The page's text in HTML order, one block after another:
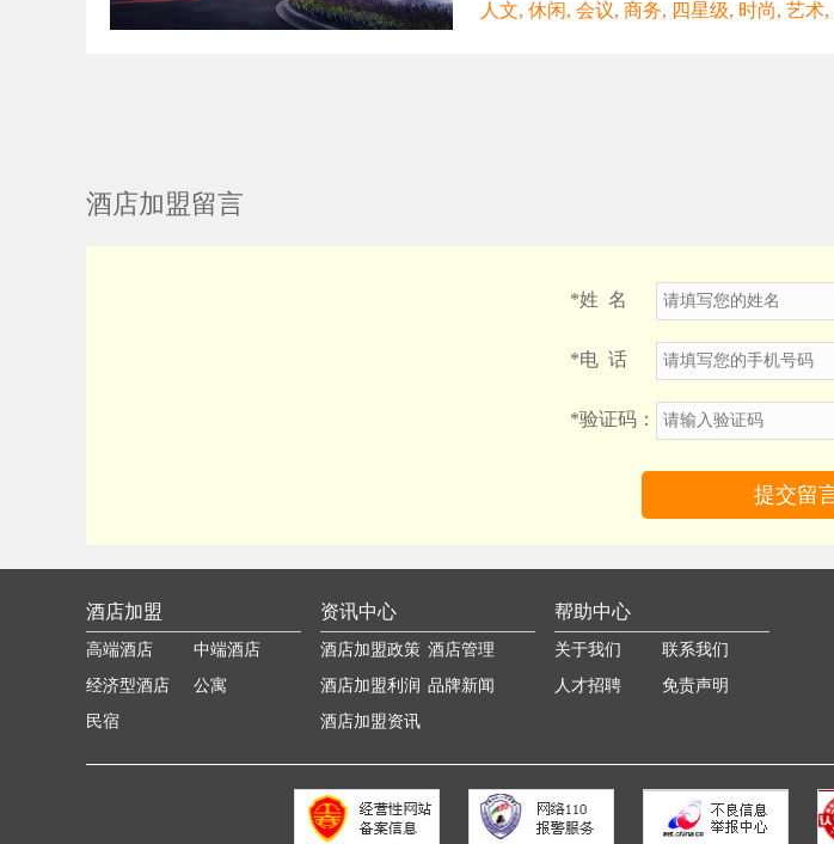
酒店加盟留言
*姓 名
*电 话
*验证码：
酒店加盟
高端酒店
中端酒店
经济型酒店
公寓
民宿
资讯中心
酒店加盟政策 酒店管理
酒店加盟利润
分析
品牌新闻
酒店加盟资讯
帮助中心
关于我们
联系我们
人才招聘
免责声明